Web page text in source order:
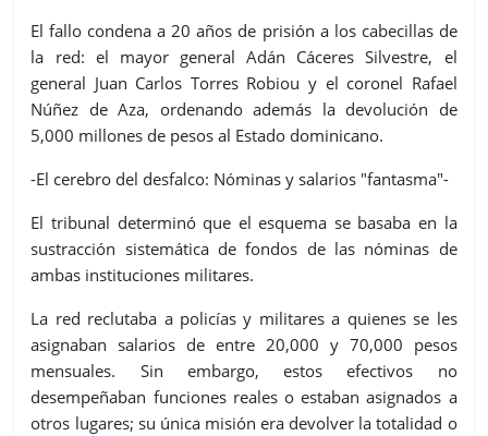
El fallo condena a 20 años de prisión a los cabecillas de
la red: el mayor general Adán Cáceres Silvestre, el
general Juan Carlos Torres Robiou y el coronel Rafael
Núñez de Aza, ordenando además la devolución de
5,000 millones de pesos al Estado dominicano.
-El cerebro del desfalco: Nóminas y salarios "fantasma"-
El tribunal determinó que el esquema se basaba en la
sustracción sistemática de fondos de las nóminas de
ambas instituciones militares.
La red reclutaba a policías y militares a quienes se les
asignaban salarios de entre 20,000 y 70,000 pesos
mensuales. Sin embargo, estos efectivos no
desempeñaban funciones reales o estaban asignados a
otros lugares; su única misión era devolver la totalidad o